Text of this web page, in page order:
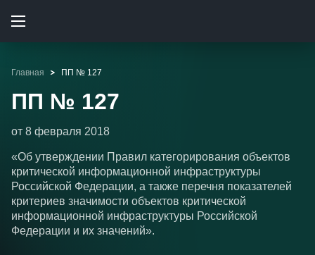
Главная ПП № 127
ПП № 127
от 8 февраля 2018
«Об утверждении Правил категорирования объектов
критической информационной инфраструктуры
Российской Федерации, а также перечня показателей
критериев значимости объектов критической
информационной инфраструктуры Российской
Федерации и их значений».